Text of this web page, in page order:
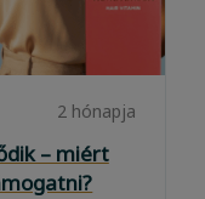
2 hónapja
– miért